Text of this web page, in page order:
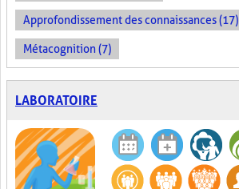
Approfondissement des connaissances (17)
Métacognition (7)
LABORATOIRE